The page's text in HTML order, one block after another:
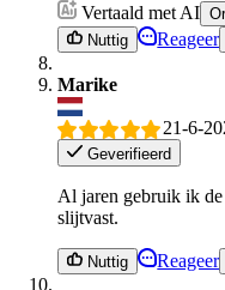
Vertaald met AI
Nuttig
Reageer
Marike
21-6-
Geverifieerd
Al jaren gebruik ik de
slijtvast.
Nuttig Reageer